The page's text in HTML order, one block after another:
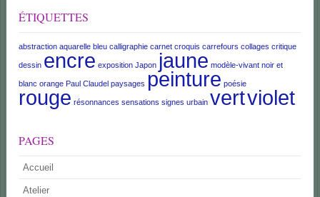
ÉTIQUETTES
abstraction aquarelle bleu calligraphie carnet croquis carrefours collages critique
dessin encre exposition Japon jaune modèle-vivant noir et
blanc orange Paul Claudel paysages peinture poésie
rouge résonnances sensations signes urbain vertviolet
PAGES
Accueil
Atelier